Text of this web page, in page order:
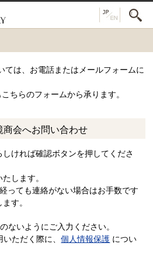
ては、お電話またはメールフォームに
ちらのフォームから承ります。
会へお問い合わせ
ければ確認ボタンを押してくださ
します。
っても連絡がない場合はお手数です
す。
ないようにご入力ください。
いただく際に、個人情報保護 につい